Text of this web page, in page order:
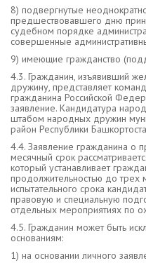
8) подвергнутые
предшествовавшего дню
судебном порядке
совершенные
9) имеющие гражданство
4.3. Гражданин, изъявивший
дружину, представляет
гражданина Российской
заявление. Кандидатура
штабом народных дружин
район Республики
4.4. Заявление гражданина о
месячный срок
который устанавливает
продолжительностью до
испытательного срока
правовую и специальную
отдельных мероприятиях по
4.5. Гражданин может быть
основаниям:
1) на основании личного